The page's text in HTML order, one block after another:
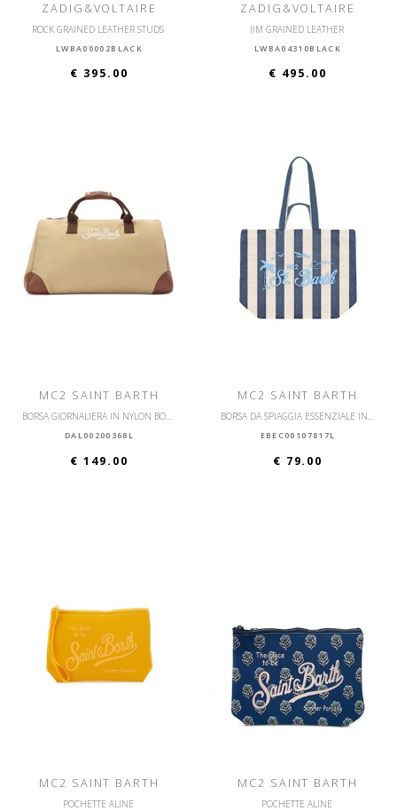
ZADIG&VOLTAIRE
ROCK GRAINED LEATHER STUDS
LWBA00002BLACK
€ 395.00
ZADIG&VOLTAIRE
JIM GRAINED LEATHER
LWBA04310BLACK
€ 495.00
MC2 SAINT BARTH
BORSA GIORNALIERA IN NYLON BORSA A MANO
DAL00200368L
€ 149.00
MC2 SAINT BARTH
BORSA DA SPIAGGIA ESSENZIALE IN COTONE ESSENTIAL
EBEC00107817L
€ 79.00
MC2 SAINT BARTH
POCHETTE ALINE
MC2 SAINT BARTH
POCHETTE ALINE